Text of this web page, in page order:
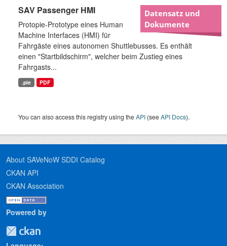
Datensatz und
Dokumente
SAV Passenger HMI
Protopie-Prototype eines Human
Machine Interfaces (HMI) für
Fahrgäste eines autonomen Shuttlebusses. Es enthält
einen "Startbildschirm", welcher beim Zustieg eines
Fahrgasts...
.pie PDF
You can also access this registry using theAPI (seeAPI Docs).
About SAVeNoW SDDI Catalog
CKAN API
CKAN Association
Powered by